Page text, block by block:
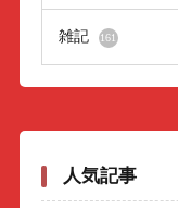
雑記 161
人気記事